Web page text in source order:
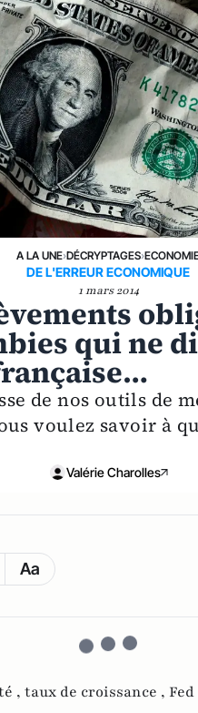
A LA UNE›DÉCRYPTAGES›
DE L'ERREUR ECONOMIQUE
1 mars 2014
qui ne
de nos outils de
voulez savoir à
Valérie Charolles
Aa
, taux de croissance , Fed